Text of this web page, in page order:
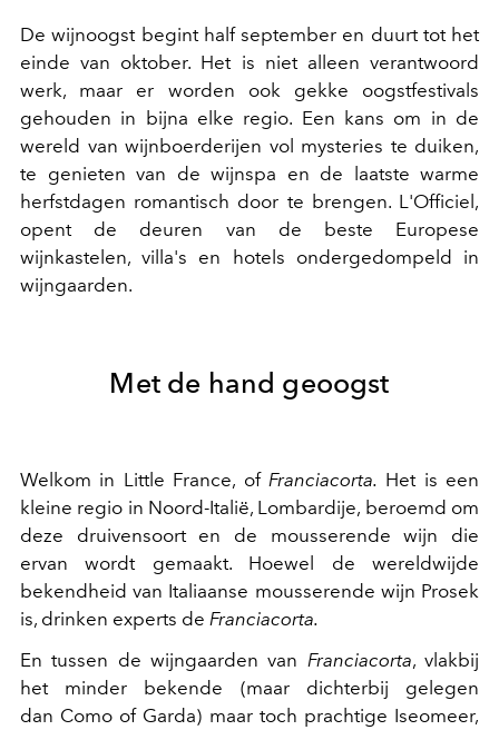
De wijnoogst begint half september en duurt tot het
einde van oktober. Het is niet alleen verantwoord
werk, maar er worden ook gekke oogstfestivals
gehouden in bijna elke regio. Een kans om in de
wereld van wijnboerderijen vol mysteries te duiken,
te genieten van de wijnspa en de laatste warme
herfstdagen romantisch door te brengen. L'Officiel,
opent de deuren van de beste Europese
wijnkastelen, villa's en hotels ondergedompeld in
wijngaarden.
Met de hand geoogst
Welkom in Little France, of Franciacorta. Het is een
kleine regio in Noord-Italië, Lombardije, beroemd om
deze druivensoort en de mousserende wijn die
ervan wordt gemaakt. Hoewel de wereldwijde
bekendheid van Italiaanse mousserende wijn Prosek
is, drinken experts de Franciacorta.
En tussen de wijngaarden van Franciacorta, vlakbij
het minder bekende (maar dichterbij gelegen
dan Como of Garda) maar toch prachtige Iseomeer,